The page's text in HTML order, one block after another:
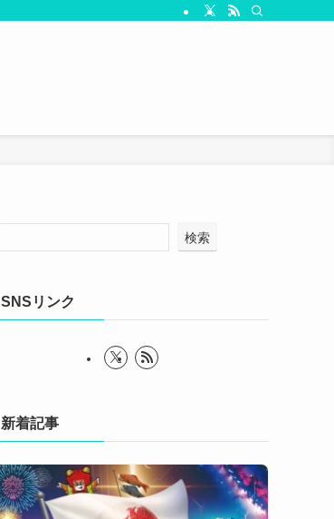
検索
SNSリンク
新着記事